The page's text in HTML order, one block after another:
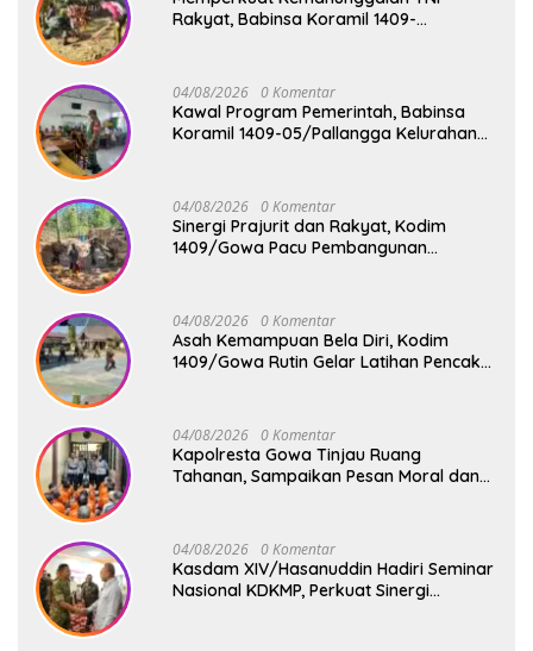
Rakyat, Babinsa Koramil 1409-
04/08/2026 0 Komentar
Kawal Program Pemerintah, Babinsa
Koramil 1409-05/Pallangga Kelurahan
04/08/2026 0 Komentar
Sinergi Prajurit dan Rakyat, Kodim
1409/Gowa Pacu Pembangunan
04/08/2026 0 Komentar
Asah Kemampuan Bela Diri, Kodim
1409/Gowa Rutin Gelar Latihan Pencak
04/08/2026 0 Komentar
Kapolresta Gowa Tinjau Ruang
Tahanan, Sampaikan Pesan Moral dan
04/08/2026 0 Komentar
Kasdam XIV/Hasanuddin Hadiri Seminar
Nasional KDKMP, Perkuat Sinergi